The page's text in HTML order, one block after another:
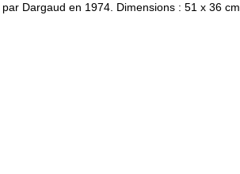
Dargaud en 1974. Dimensions : 51 x 36 cm.